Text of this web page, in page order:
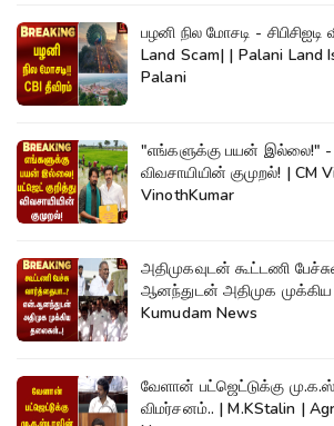
பழனி நில மோசடி -
Land Scam| | Palani Land
Palani
"எங்களுக்கு பயன் இல்லை!" -
விவசாயியின் குமுறல்! | CM
VinothKumar
அதிமுகவுடன் கூட்டணி
ஆனந்துடன் அதிமுக
Kumudam News
வேளான் பட்ஜெட்டுக்கு
விமர்சனம்.. | M.KStalin | Agri Budjet